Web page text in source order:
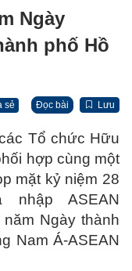
Ngày
phố Hồ
sẻ Đọc bài Lưu
Tổ chức Hữu
hợp cùng một
mặt kỷ niệm 28
ASEAN
Ngày thành
Nam Á-ASEAN